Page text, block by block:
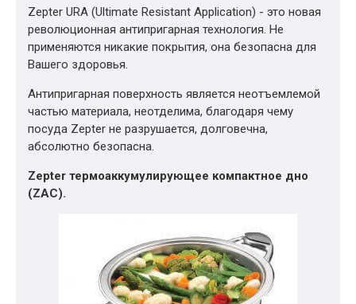
Zepter URA (Ultimate Resistant Application) - это новая
революционная антипригарная технология. Не
применяются никакие покрытия, она безопасна для
Вашего здоровья.
Антипригарная поверхность является неотъемлемой
частью материала, неотделима, благодаря чему
посуда Zepter не разрушается, долговечна,
абсолютно безопасна.
Zepter термоаккумулирующее компактное дно
(ZAC).